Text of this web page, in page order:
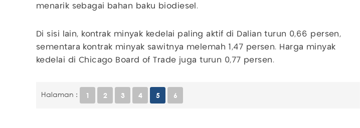
menarik sebagai bahan baku biodiesel.
Di sisi lain, kontrak minyak kedelai paling aktif di Dalian turun 0,66 persen,
sementara kontrak minyak sawitnya melemah 1,47 persen. Harga minyak
kedelai di Chicago Board of Trade juga turun 0,77 persen.
Halaman : 1 2 3 4 5 6